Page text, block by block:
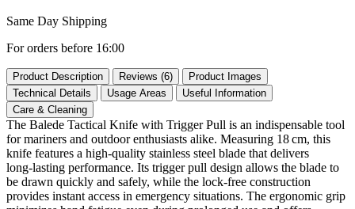
Same Day Shipping
For orders before 16:00
Product Description Reviews (6)
Product Images
Technical Details
Usage Areas
Useful Information
Care & Cleaning
The Balede Tactical Knife with Trigger Pull is an indispensable tool
for mariners and outdoor enthusiasts alike. Measuring 18 cm, this
knife features a high‑quality stainless steel blade that delivers
long‑lasting performance. Its trigger pull design allows the blade to
be drawn quickly and safely, while the lock‑free construction
provides instant access in emergency situations. The ergonomic grip